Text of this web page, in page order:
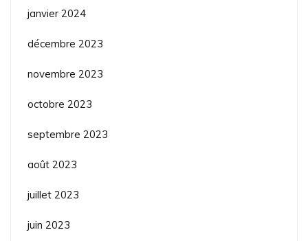
janvier 2024
décembre 2023
novembre 2023
octobre 2023
septembre 2023
août 2023
juillet 2023
juin 2023